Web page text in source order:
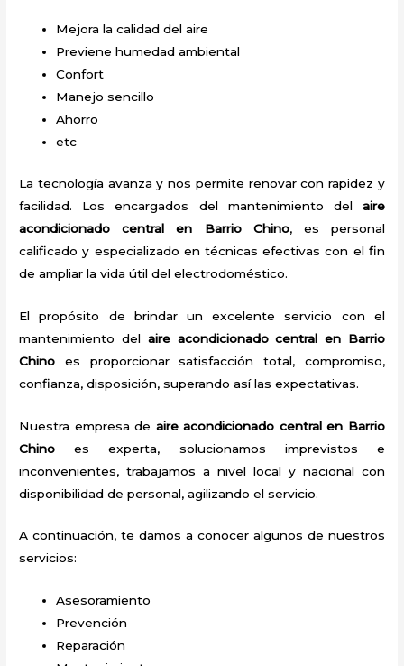
Mejora la calidad del aire
Previene humedad ambiental
Confort
Manejo sencillo
Ahorro
etc
La tecnología avanza y nos permite renovar con rapidez y
facilidad. Los encargados del mantenimiento del aire
acondicionado central en Barrio Chino, es personal
calificado y especializado en técnicas efectivas con el fin
de ampliar la vida útil del electrodoméstico.
El propósito de brindar un excelente servicio con el
mantenimiento del aire acondicionado central en Barrio
Chino es proporcionar satisfacción total, compromiso,
confianza, disposición, superando así las expectativas.
Nuestra empresa de aire acondicionado central en Barrio
Chino es experta, solucionamos imprevistos e
inconvenientes, trabajamos a nivel local y nacional con
disponibilidad de personal, agilizando el servicio.
A continuación, te damos a conocer algunos de nuestros
servicios:
Asesoramiento
Prevención
Reparación